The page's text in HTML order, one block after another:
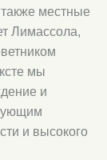
местные
Лимассола,
мы
и
и высокого